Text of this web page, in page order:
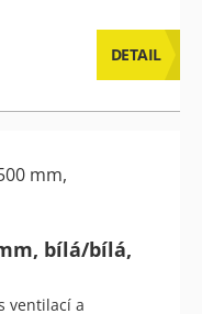
DETAIL
bílá/bílá,
ventilací a